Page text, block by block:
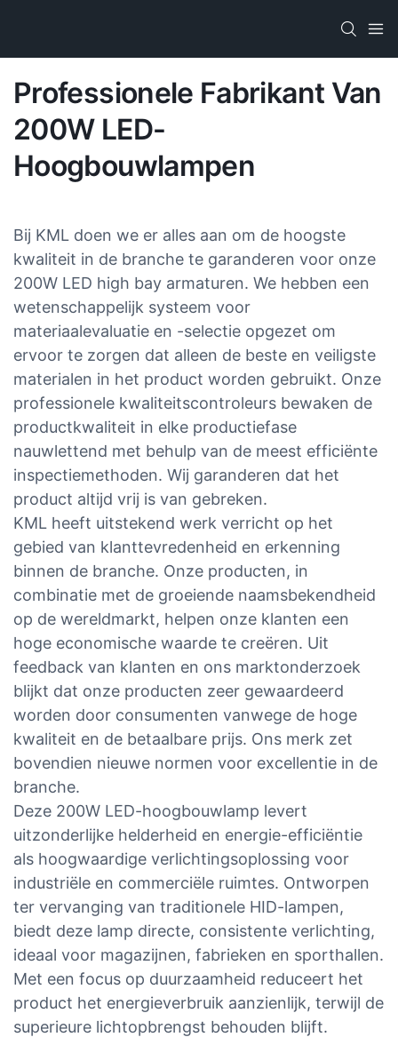
Professionele Fabrikant Van
200W LED-
Hoogbouwlampen
Bij KML doen we er alles aan om de hoogste
kwaliteit in de branche te garanderen voor onze
200W LED high bay armaturen. We hebben een
wetenschappelijk systeem voor
materiaalevaluatie en -selectie opgezet om
ervoor te zorgen dat alleen de beste en veiligste
materialen in het product worden gebruikt. Onze
professionele kwaliteitscontroleurs bewaken de
productkwaliteit in elke productiefase
nauwlettend met behulp van de meest efficiënte
inspectiemethoden. Wij garanderen dat het
product altijd vrij is van gebreken.
KML heeft uitstekend werk verricht op het
gebied van klanttevredenheid en erkenning
binnen de branche. Onze producten, in
combinatie met de groeiende naamsbekendheid
op de wereldmarkt, helpen onze klanten een
hoge economische waarde te creëren. Uit
feedback van klanten en ons marktonderzoek
blijkt dat onze producten zeer gewaardeerd
worden door consumenten vanwege de hoge
kwaliteit en de betaalbare prijs. Ons merk zet
bovendien nieuwe normen voor excellentie in de
branche.
Deze 200W LED-hoogbouwlamp levert
uitzonderlijke helderheid en energie-efficiëntie
als hoogwaardige verlichtingsoplossing voor
industriële en commerciële ruimtes. Ontworpen
ter vervanging van traditionele HID-lampen,
biedt deze lamp directe, consistente verlichting,
ideaal voor magazijnen, fabrieken en sporthallen.
Met een focus op duurzaamheid reduceert het
product het energieverbruik aanzienlijk, terwijl de
superieure lichtopbrengst behouden blijft.